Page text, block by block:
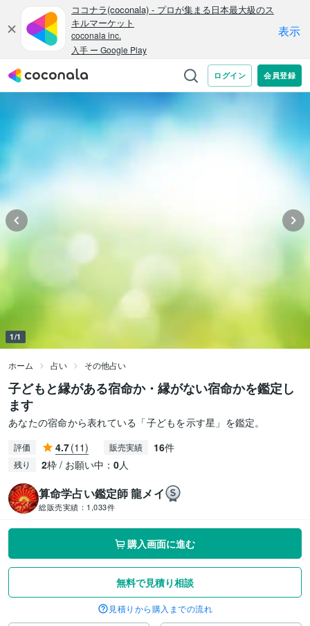
1/1
ホーム 占い その他占い
子どもと縁がある宿命か・縁がない宿命かを鑑定し
ます
あなたの宿命から表れている「子どもを示す星」を鑑定。
評価 4.7(11) 販売実績 16件
残り 2枠 / お願い中： 0人
算命学占い鑑定師 龍メイ
総販売実績： 1,033件
購入画面に進む
無料で見積り相談
見積りから購入までの流れ